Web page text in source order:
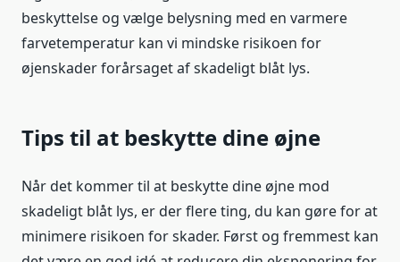
beskyttelse og vælge belysning med en varmere
farvetemperatur kan vi mindske risikoen for
øjenskader forårsaget af skadeligt blåt lys.
Tips til at beskytte dine øjne
Når det kommer til at beskytte dine øjne mod
skadeligt blåt lys, er der flere ting, du kan gøre for at
minimere risikoen for skader. Først og fremmest kan